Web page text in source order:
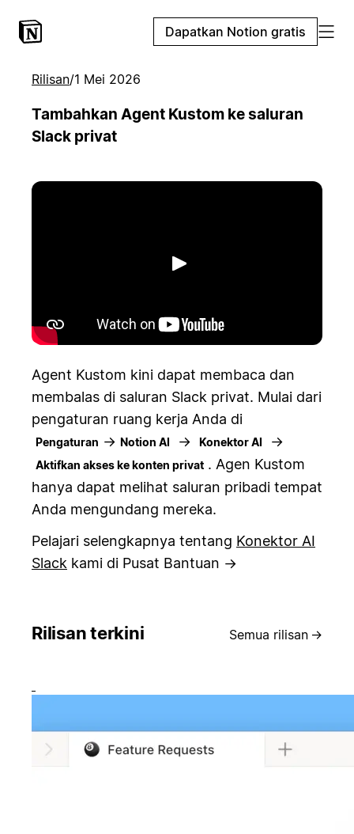
Dapatkan Notion gratis
Rilisan/1 Mei 2026
Tambahkan Agent Kustom ke saluran
Slack privat
Putar
Agent Kustom kini dapat membaca dan
membalas di saluran Slack privat. Mulai dari
pengaturan ruang kerja Anda di
Pengaturan → Notion AI → Konektor AI →
Aktifkan akses ke konten privat . Agen Kustom
hanya dapat melihat saluran pribadi tempat
Anda mengundang mereka.
Pelajari selengkapnya tentang Konektor AI
Slack kami di Pusat Bantuan →
Rilisan terkini Semua rilisan →